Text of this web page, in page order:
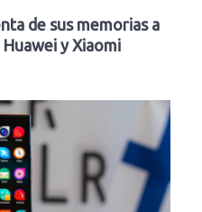
de sus memorias a
y Xiaomi